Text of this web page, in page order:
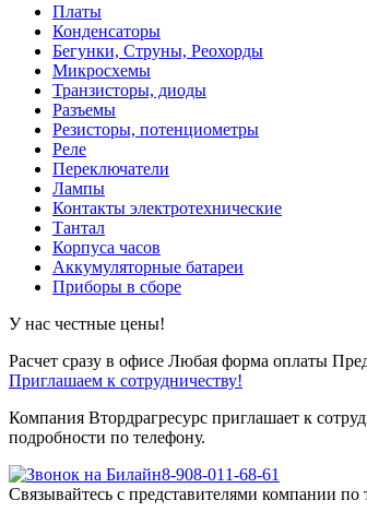
Платы
Конденсаторы
Бегунки, Струны, Реохорды
Микросхемы
Транзисторы, диоды
Разъемы
Резисторы, потенциометры
Реле
Переключатели
Лампы
Контакты электротехнические
Тантал
Корпуса часов
Аккумуляторные батареи
Приборы в сборе
У нас честные цены!
Расчет сразу в офисе Любая форма оплаты
Приглашаем к сотрудничеству!
Компания Втордрагресурс приглашает к
подробности по телефону.
8-908-011-68-61
Связывайтесь с представителями компании